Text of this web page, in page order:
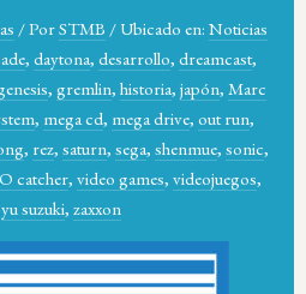
/PorSTMB / Ubicado en: Noticias
, daytona, desarrollo, dreamcast,
, gremlin, historia, japón, Marc
, mega cd, mega drive, out run,
, rez, saturn, sega, shenmue, sonic,
catcher, video games, videojuegos,
yu suzuki, zaxxon